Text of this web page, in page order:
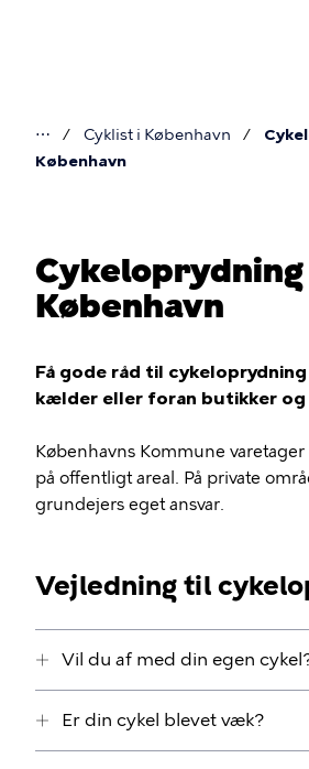
Du
⋯ Cyklist i København
København
København
Få gode råd til
kælder eller foran butikker og
Københavns Kommune
på offentligt areal. På private
grundejers eget ansvar.
Vejledning til
Vil du af med din egen
Er din cykel blevet væk?